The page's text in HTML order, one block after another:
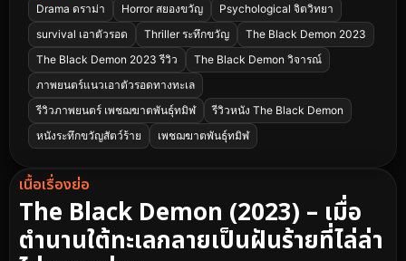
Drama ดราม่า Horror สยองขวัญ
Psychological จิตวิทยา
survival เอาตัวรอด
Thriller ระทึกขวัญ
The Black Demon 2023
The Black Demon 2023 รีวิว
The Black Demon วิจารณ์
ภาพยนตร์แนวเอาตัวรอดทางทะเล
รีวิวภาพยนตร์ เพชฌฆาตพันธุ์ทมิฬ
รีวิวหนัง The Black Demon
หนังระทึกขวัญสัตว์ร้าย
เพชฌฆาตพันธุ์ทมิฬ
เนื้อเรื่องย่อ
The Black Demon (2023) – เมื่อ
ตำนานใต้ทะเลกลายเป็นฝันร้ายที่ไล่ล่า